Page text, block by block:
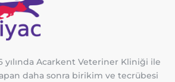
yılında Acarkent Veteriner Kliniği ile
daha sonra birikim ve tecrübesi